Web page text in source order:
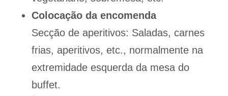
Colocação da encomenda
Secção de aperitivos: Saladas, carnes
frias, aperitivos, etc., normalmente na
extremidade esquerda da mesa do
buffet.